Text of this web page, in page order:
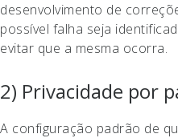
desenvolvimento de
possível falha seja
evitar que a mesma ocorra.
2) Privacidade por
A configuração padrão de